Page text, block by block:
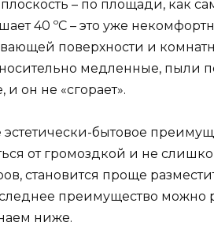
– по площади, как
40 ºС – это уже
поверхности и
медленные, пыли
и он не «сгорает».
бытовое
от громоздкой и не
становится проще
преимущество можно
ниже.